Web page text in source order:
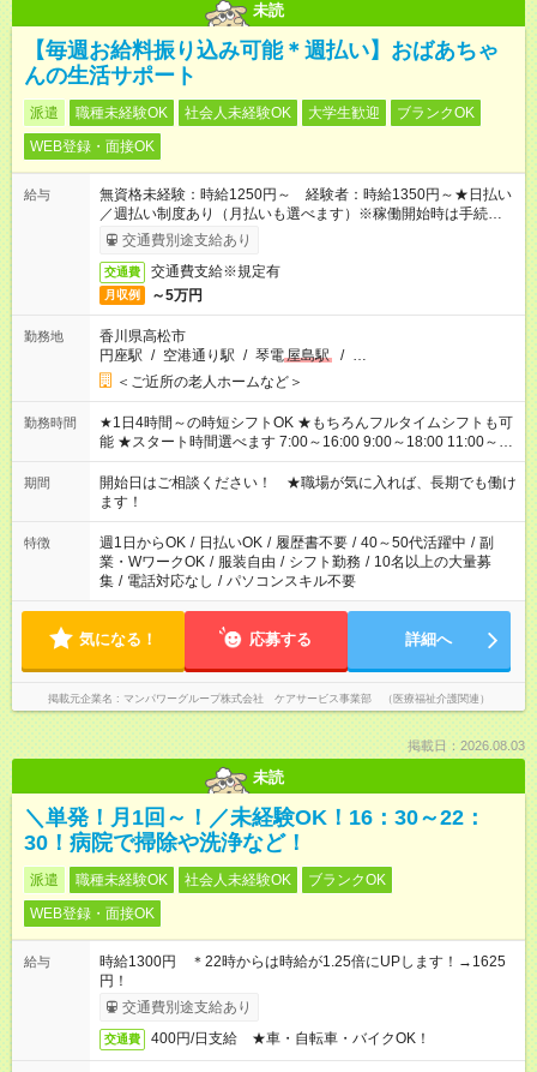
未読
【毎週お給料振り込み可能＊週払い】おばあちゃ
んの生活サポート
派遣 職種未経験OK 社会人未経験OK 大学生歓迎
ブランクOK
WEB登録・面接OK
給与
無資格未経験：時給1250円～ 経験者：時給1350円～★日払い
／週払い制度あり（月払いも選べます）※稼働開始時は手続き完
了次第のお支払いとなります。
交通費別途支給あり
交通費 交通費支給※規定有
月収例 ～5万円
勤務地
香川県高松市
円座駅 / 空港通り駅 / 琴電屋島駅 / …
＜ご近所の老人ホームなど＞
勤務時間
★1日4時間～の時短シフトOK ★もちろんフルタイムシフトも可
能 ★スタート時間選べます 7:00～16:00 9:00～18:00 11:00～
20:00 など 残業なし！ ※Wワークの場合、他のお仕事と合わせ
週40時間超の就業はご案内できません ※法令に基づき、週20時
間以上勤務は社会保険への加入対象となります ※労働者派遣法
（日雇い派遣の原則禁止）により、短時間・短期間の就業はご
案内が難しい場合があります
期間
開始日はご相談ください！ ★職場が気に入れば、長期でも働け
ます！
特徴 週1日からOK / 日払いOK / 履歴書不要 / 40～50代活躍中 / 副
業・WワークOK / 服装自由 / シフト勤務 / 10名以上の大量募
集 / 電話対応なし / パソコンスキル不要
気になる！ 応募する 詳細へ
掲載元企業名 マンパワーグループ株式会社 ケアサービス事業部 （医療福祉介護関連）
掲載日：2026.08.03
未読
＼単発！月1回～！／未経験OK！16：30～22：
30！病院で掃除や洗浄など！
派遣 職種未経験OK 社会人未経験OK
ブランクOK
WEB登録・面接OK
給与
時給1300円 ＊22時からは時給が1.25倍にUPします！→1625
円！
交通費別途支給あり
交通費 400円/日支給 ★車・自転車・バイクOK！